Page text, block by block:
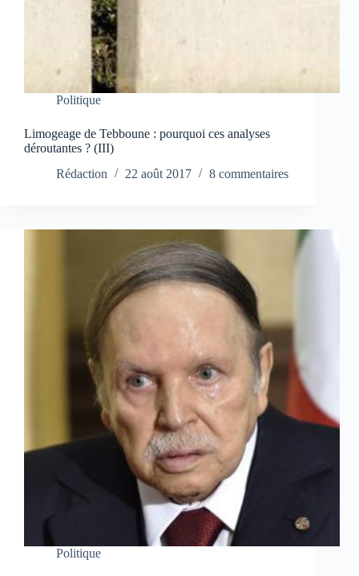
Politique
Limogeage de Tebboune : pourquoi ces analyses
déroutantes ? (III)
Rédaction
22 août 2017 8 commentaires
Politique